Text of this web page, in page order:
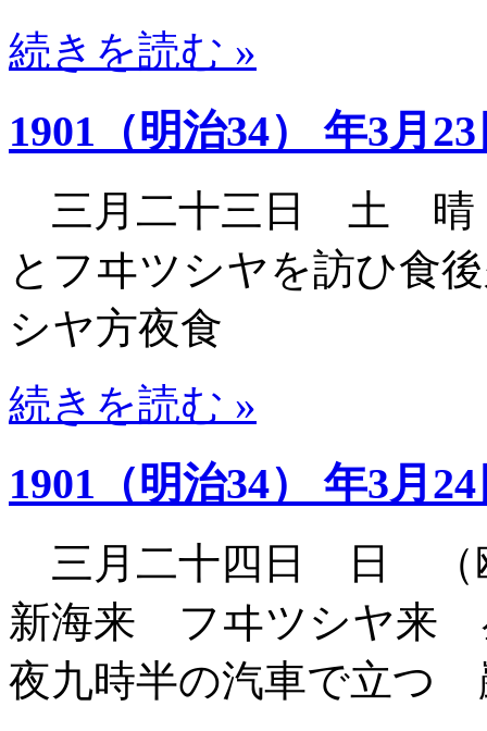
続きを読む »
1901（明治34） 年3月
三月二十三日 土 晴
とフヰツシヤを訪ひ
シヤ方夜食
続きを読む »
1901（明治34） 年3月
三月二十四日 日 （
新海来 フヰツシヤ来
夜九時半の汽車で立